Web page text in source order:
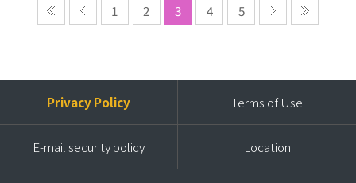
1 2 3 4 5
Privacy Policy Terms of Use
E-mail security policy Location